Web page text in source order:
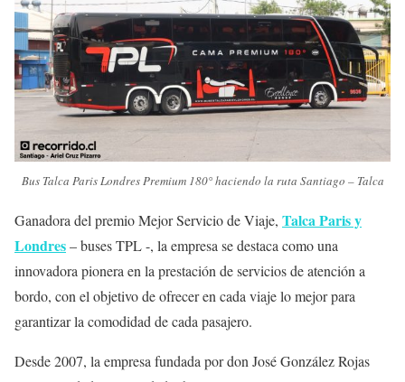
Bus Talca Paris Londres Premium 180° haciendo la ruta Santiago – Talca
Ganadora del premio Mejor Servicio de Viaje, Talca Paris y
Londres– buses TPL -, la empresa se destaca como una
innovadora pionera en la prestación de servicios de atención a
bordo, con el objetivo de ofrecer en cada viaje lo mejor para
garantizar la comodidad de cada pasajero.
Desde 2007, la empresa fundada por don José González Rojas